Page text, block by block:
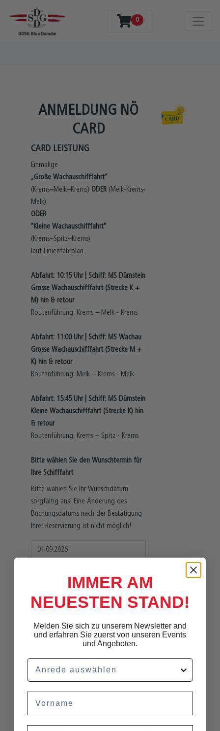
0
ANMELDUNG NÖ
CARD
CARD LEISTUNG
Einmalige
„Große Wachauschifffahrt“
(Krems–Melk–Krems) ODER (Melk-Krems-
Melk)
ODER
"Kleine Wachauschifffahrt"
(Krems–Spitz–Krems)
laut Linienfahrplan
Abfahrt: 10:15 Uhr | Schiff: MS Dürnstein
Grosse Wachauschifffahrt (Strecke K +
M) hin & retour
Routenführung: Krems – Melk - Krems
Abfahrt: 11:00 Uhr | Schiff: MS Wachau
Grosse Wachauschifffahrt (Strecke M +
K) hin & retour
Routenführung: Melk – Krems - Melk
Abfahrt: 15:45 Uhr | Schiff: MS Dürnstein
Kleine Wachauschifffahrt (Strecke K) hin
& retour
Routenführung: Krems – Spitz - Krems
Bitte wählen Sie den Wunschtermin für
Ihre Schifffahrt
Bitte wählen Sie Ihr Wunschdatum
sorgfältig aus! Eine Änderung des
Buchungsdatums nach der Bestätigung
Ihrer Reservierung ist nicht möglich!
Verfügbare Plätze: 8
KARTENINHABER
Anrede
Vorname
IMMER AM
NEUESTEN STAND!
Melden Sie sich zu unserem Newsletter and
und erfahren Sie zuerst von unseren Events
und Angeboten.
Anrede